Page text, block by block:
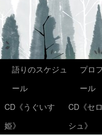
語りのスケジュ
ール
プロ
ール
CD《うぐいす
姫》
CD《セ
シュ》